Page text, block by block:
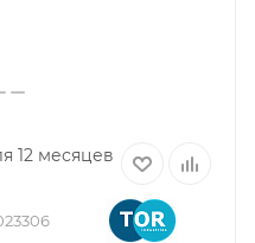
12 месяцев